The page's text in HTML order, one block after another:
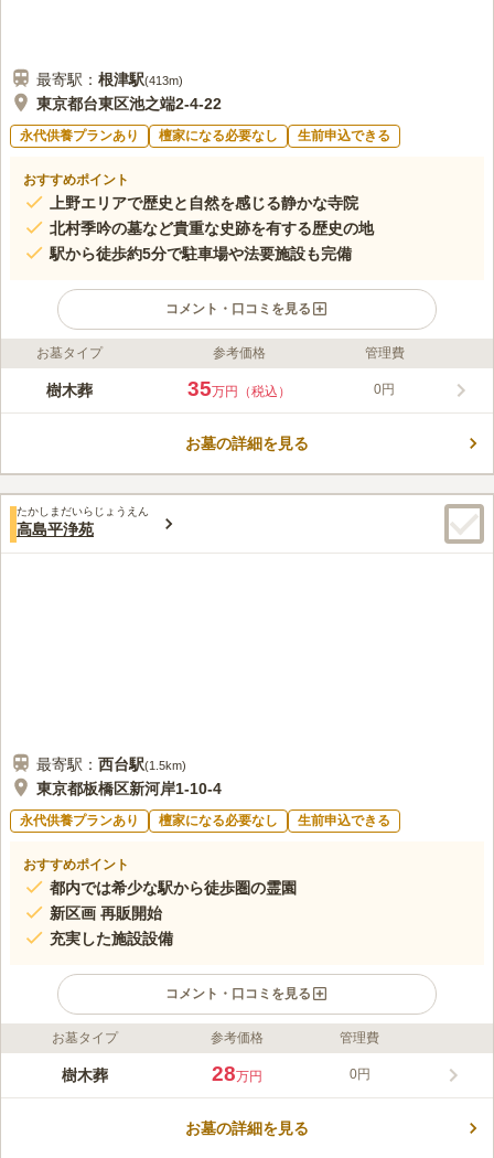
最寄駅： 根津駅(413m)
東京都台東区池之端2-4-22
永代供養プランあり 檀家になる必要なし 生前申込できる
おすすめポイント
上野エリアで歴史と自然を感じる静かな寺院
北村季吟の墓など貴重な史跡を有する歴史の地
駅から徒歩約5分で駐車場や法要施設も完備
コメント・口コミを見る
ライフドット編集部のコメント
上野・入谷エリアに位置する正慶寺は、都会の喧騒を離れて心静
感じられます。最寄り駅から徒歩約5分、JR「上野駅」からも徒
穏やかな時間を過ごすことができるでしょう。
口コミ評価
この霊園はまだ誰からも評価されていません。
お墓タイプ 参考価格 管理費
樹木葬 35万円（税込） 0円
お墓の詳細を見る
たかしまだいらじょうえん
高島平浄苑
最寄駅： 西台駅(1.5km)
東京都板橋区新河岸1-10-4
永代供養プランあり 檀家になる必要なし 生前申込できる
おすすめポイント
都内では希少な駅から徒歩圏の霊園
新区画 再販開始
充実した施設設備
コメント・口コミを見る
ライフドット編集部のコメント
高島平浄苑は、都営三田線「西台駅」「高島平駅」から徒歩圏と
棟にはエレベータを完備し、駐車場には身障者用車両専用区画を
お墓タイプ 参考価格 管理費
樹木葬 28万円 0円
お墓の詳細を見る